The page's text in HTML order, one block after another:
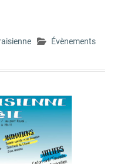
Évènements